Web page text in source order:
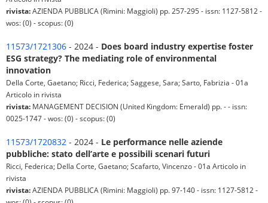
rivista:AZIENDA PUBBLICA (Rimini: Maggioli) pp. 257-295 - issn: 1127-5812 -
wos: (0) - scopus: (0)
11573/1721306 - 2024 - Does board industry expertise foster
ESG strategy? The mediating role of environmental
innovation
Della Corte, Gaetano; Ricci, Federica; Saggese, Sara; Sarto, Fabrizia - 01a
Articolo in rivista
rivista: MANAGEMENT DECISION (United Kingdom: Emerald) pp. - - issn:
0025-1747 - wos: (0) - scopus: (0)
11573/1720832 - 2024 - Le performance nelle aziende
pubbliche: stato dell’arte e possibili scenari futuri
Ricci, Federica; Della Corte, Gaetano; Scafarto, Vincenzo - 01a Articolo in
rivista
rivista:AZIENDA PUBBLICA (Rimini: Maggioli) pp. 97-140 - issn: 1127-5812 -